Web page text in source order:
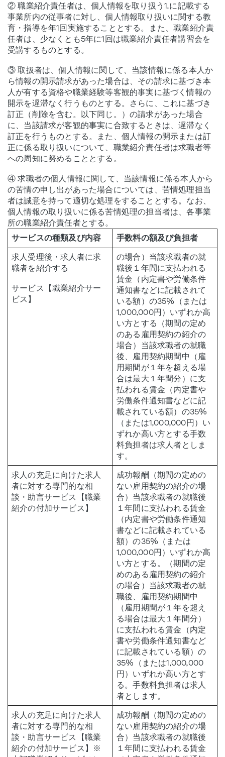
② 職業紹介責任者は、個人情報を取り扱う1.に記載する
事業所内の従事者に対し、個人情報取り扱いに関する教
育・指導を年1回実施することとする。また、職業紹介責
任者は、少なくとも5年に1回は職業紹介責任者講習会を
受講するものとする。
③ 取扱者は、個人情報に関して、当該情報に係る本人か
ら情報の開示請求があった場合は、その請求に基づき本
人が有する資格や職業経験等客観的事実に基づく情報の
開示を遅滞なく行うものとする。さらに、これに基づき
訂正（削除を含む。以下同じ。）の請求があった場合
に、当該請求が客観的事実に合致するときは、遅滞なく
訂正を行うものとする。また、個人情報の開示または訂
正に係る取り扱いについて、職業紹介責任者は求職者等
への周知に努めることとする。
④ 求職者の個人情報に関して、当該情報に係る本人から
の苦情の申し出があった場合については、苦情処理担当
者は誠意を持って適切な処理をすることとする。なお、
個人情報の取り扱いに係る苦情処理の担当者は、各事業
所の職業紹介責任者とする。
サービスの種類及び内容
手数料の額及び負担者
求人受理後・求人者に求
職者を紹介する
サービス【職業紹介サー
ビス】
の場合）当該求職者の就
職後１年間に支払われる
賃金（内定書や労働条件
通知書などに記載されて
いる額）の35%（または
1,000,000円）いずれか高
い方とする（期間の定め
のある雇用契約の紹介の
場合）当該求職者の就職
後、雇用契約期間中（雇
用期間が１年を超える場
合は最大１年間分）に支
払われる賃金（内定書や
労働条件通知書などに記
載されている額）の35%
（または1,000,000円）い
ずれか高い方とする‍手数
料負担者は求人者としま
す。
求人の充足に向けた求人
者に対する専門的な相
談・助言サービス【職業
紹介の付加サービス】
成功報酬（期間の定めの
ない雇用契約の紹介の場
合）当該求職者の就職後
１年間に支払われる賃金
（内定書や労働条件通知
書などに記載されている
額）の35%（または
1,000,000円）いずれか高
い方とする。（期間の定
めのある雇用契約の紹介
の場合）当該求職者の就
職後、雇用契約期間中
（雇用期間が１年を超え
る場合は最大１年間分）
に支払われる賃金（内定
書や労働条件通知書など
に記載されている額）の
35%（または1,000,000
円）いずれか高い方とす
る。‍手数料負担者は求人
者とします。
求人の充足に向けた求人
者に対する専門的な相
談・助言サービス【職業
紹介の付加サービス】※
成功報酬（期間の定めの
ない雇用契約の紹介の場
合）当該求職者の就職後
１年間に支払われる賃金